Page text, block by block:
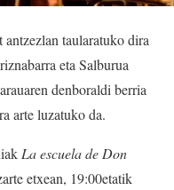
taularatuko dira
eta Salburua
denboraldi berria
arte luzatuko da.
La escuela de Don
etxean, 19:00etatik